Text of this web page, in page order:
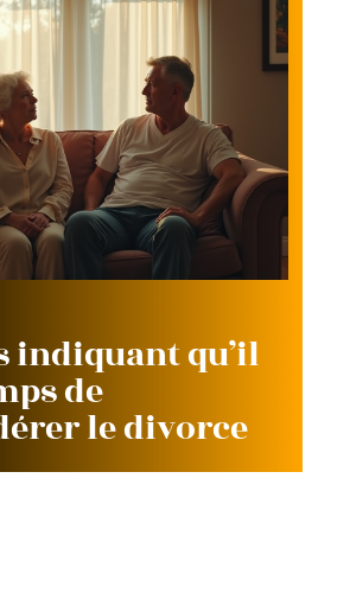
indiquant qu’il
de
le divorce